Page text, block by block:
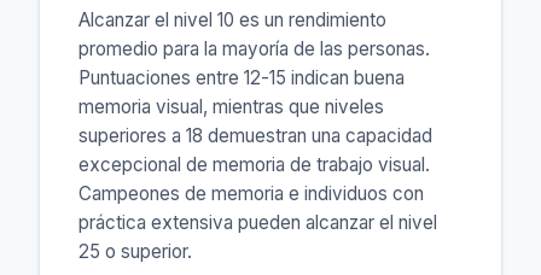
Alcanzar el nivel 10 es un rendimiento
promedio para la mayoría de las personas.
Puntuaciones entre 12-15 indican buena
memoria visual, mientras que niveles
superiores a 18 demuestran una capacidad
excepcional de memoria de trabajo visual.
Campeones de memoria e individuos con
práctica extensiva pueden alcanzar el nivel
25 o superior.